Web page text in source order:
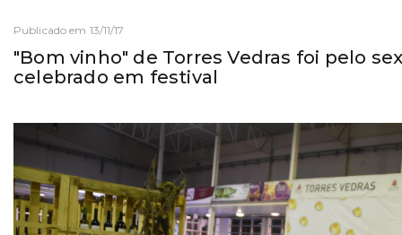
Publicado em 13/11/17
"Bom vinho" de Torres Vedras foi pelo
celebrado em festival